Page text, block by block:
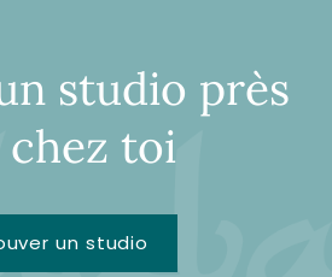
studio près
chez toi
un studio